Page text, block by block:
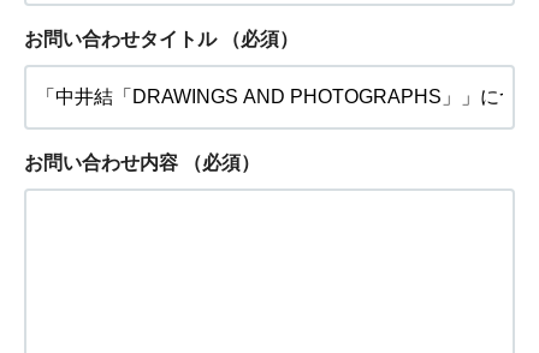
お問い合わせタイトル （必須）
お問い合わせ内容 （必須）